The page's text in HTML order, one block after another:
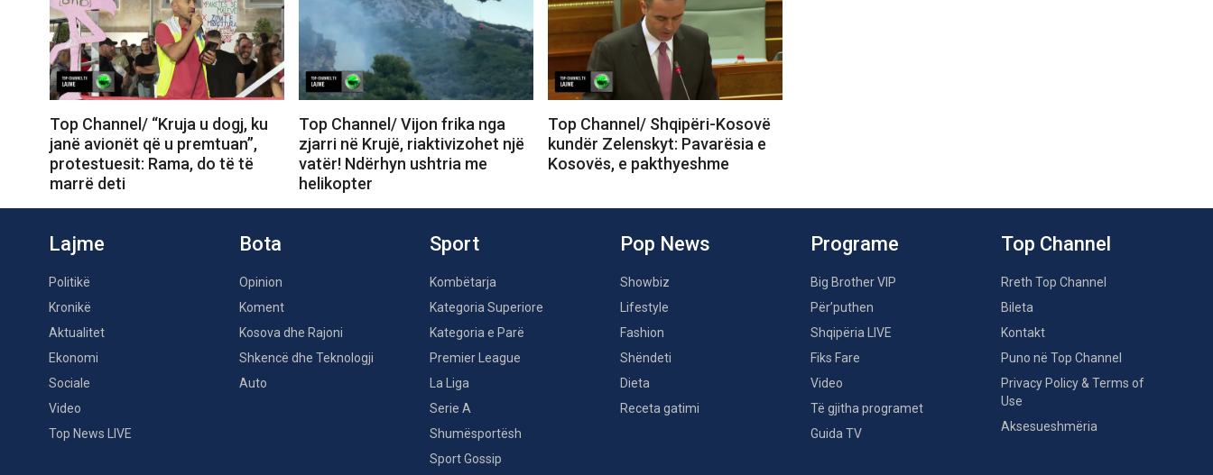
Top Channel/ “Kruja u dogj, ku
janë avionët që u premtuan”,
protestuesit: Rama, do të të
marrë deti
Top Channel/ Vijon frika nga
zjarri në Krujë, riaktivizohet një
vatër! Ndërhyn ushtria me
helikopter
Top Channel/ Shqipëri-Kosovë
kundër Zelenskyt: Pavarësia e
Kosovës, e pakthyeshme
Lajme
Politikë
Kronikë
Aktualitet
Ekonomi
Sociale
Video
Top News LIVE
Bota
Opinion
Koment
Kosova dhe Rajoni
Shkencë dhe Teknologji
Auto
Sport
Kombëtarja
Kategoria Superiore
Kategoria e Parë
Premier League
La Liga
Serie A
Shumësportësh
Sport Gossip
Pop News
Showbiz
Lifestyle
Fashion
Shëndeti
Dieta
Receta gatimi
Programe
Big Brother VIP
Për’puthen
Shqipëria LIVE
Fiks Fare
Video
Të gjitha programet
Guida TV
Top Channel
Rreth Top Channel
Bileta
Kontakt
Puno në Top Channel
Privacy Policy & Terms of
Use
Aksesueshmëria